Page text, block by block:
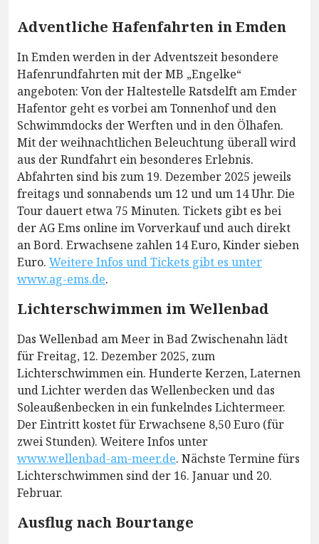
Adventliche Hafenfahrten in Emden
In Emden werden in der Adventszeit besondere
Hafenrundfahrten mit der MB „Engelke“
angeboten: Von der Haltestelle Ratsdelft am Emder
Hafentor geht es vorbei am Tonnenhof und den
Schwimmdocks der Werften und in den Ölhafen.
Mit der weihnachtlichen Beleuchtung überall wird
aus der Rundfahrt ein besonderes Erlebnis.
Abfahrten sind bis zum 19. Dezember 2025 jeweils
freitags und sonnabends um 12 und um 14 Uhr. Die
Tour dauert etwa 75 Minuten. Tickets gibt es bei
der AG Ems online im Vorverkauf und auch direkt
an Bord. Erwachsene zahlen 14 Euro, Kinder sieben
Euro. Weitere Infos und Tickets gibt es unter
www.ag-ems.de.
Lichterschwimmen im Wellenbad
Das Wellenbad am Meer in Bad Zwischenahn lädt
für Freitag, 12. Dezember 2025, zum
Lichterschwimmen ein. Hunderte Kerzen, Laternen
und Lichter werden das Wellenbecken und das
Soleaußenbecken in ein funkelndes Lichtermeer.
Der Eintritt kostet für Erwachsene 8,50 Euro (für
zwei Stunden). Weitere Infos unter
www.wellenbad-am-meer.de. Nächste Termine fürs
Lichterschwimmen sind der 16. Januar und 20.
Februar.
Ausflug nach Bourtange